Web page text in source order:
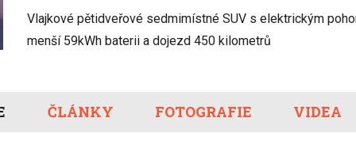
Ostatní
Carsharing
Systémy a
Redakční články
Vlajkové pětidveřové sedmimístné SUV s elektrickým
menší 59kWh baterii a dojezd 450 kilometrů
ČLÁNKY FOTOGRAFIE VIDEA